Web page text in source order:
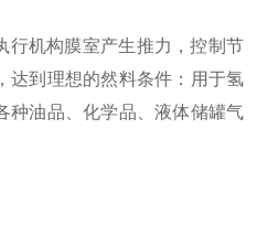
行机构膜室产生推力，控制节
达到理想的然料条件：用于氢
种油品、化学品、液体储罐气